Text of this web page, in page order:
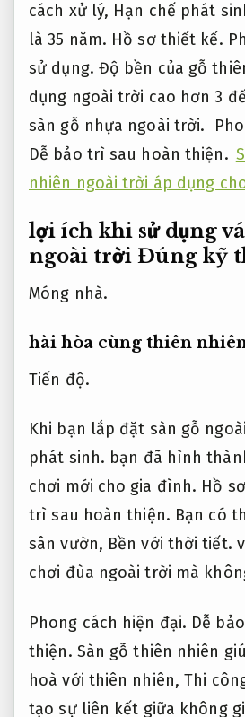
cách xử lý, Hạn chế phát
là 35 năm. Hồ sơ thiết kế.
sử dụng. Độ bền của gỗ
dụng ngoài trời cao hơn 3
sàn gỗ nhựa ngoài trời.
Dễ bảo trì sau hoàn thiện.
nhiên ngoài trời áp dụng
lợi ích khi sử dụng
ngoài trời Đúng kỹ
Móng nhà.
hài hòa cùng thiên
Tiến độ.
Khi bạn lắp đặt sàn gỗ
phát sinh. bạn đã hình
chơi mới cho gia đình. Hồ
trì sau hoàn thiện. Bạn có
sân vườn, Bền với thời tiết.
chơi đùa ngoài trời mà
Phong cách hiện đại. Dễ
thiện. Sàn gỗ thiên nhiên
hoà với thiên nhiên,Thi
tạo sự liên kết giữa không